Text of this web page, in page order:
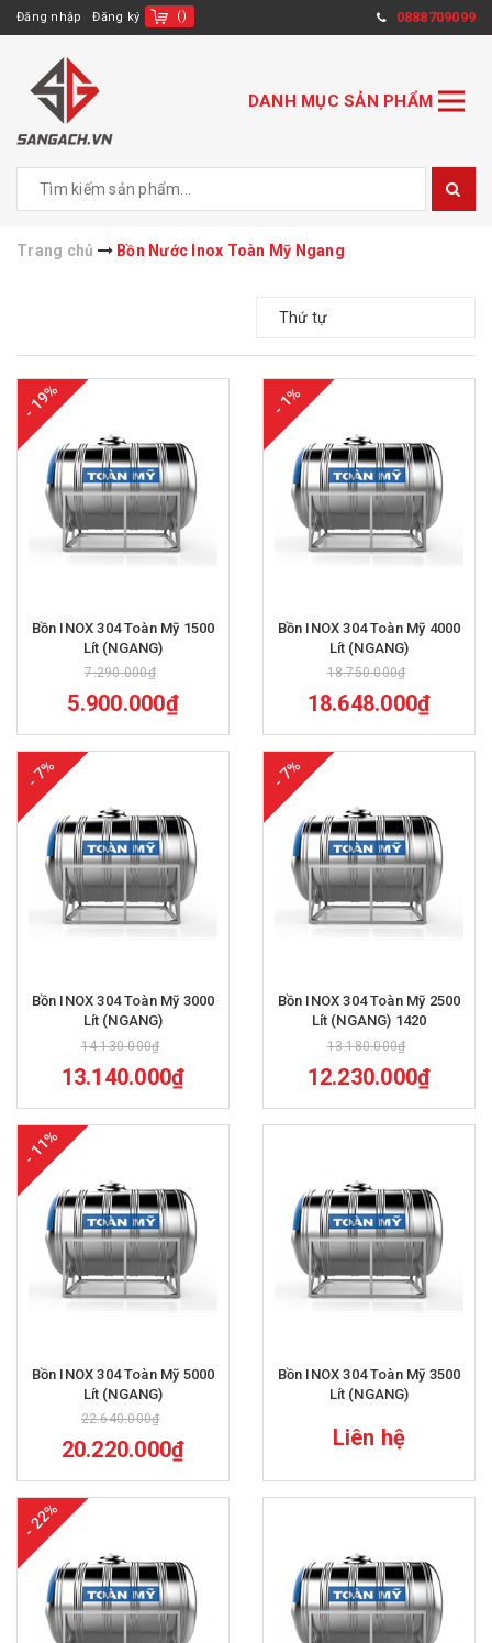
Đăng nhập Đăng ký () 0888709099
DANH MỤC SẢN PHẨM
Trang chủ Bồn Nước Inox Toàn Mỹ Ngang
Thứ tự
- 19%
Bồn INOX 304 Toàn Mỹ 1500
Lít (NGANG)
7.290.000₫
5.900.000₫
- 1%
Bồn INOX 304 Toàn Mỹ 4000
Lít (NGANG)
18.750.000₫
18.648.000₫
- 7%
Bồn INOX 304 Toàn Mỹ 3000
Lít (NGANG)
14.130.000₫
13.140.000₫
- 7%
Bồn INOX 304 Toàn Mỹ 2500
Lít (NGANG) 1420
13.180.000₫
12.230.000₫
- 11%
Bồn INOX 304 Toàn Mỹ 5000
Lít (NGANG)
22.640.000₫
20.220.000₫
Bồn INOX 304 Toàn Mỹ 3500
Lít (NGANG)
Liên hệ
- 22%